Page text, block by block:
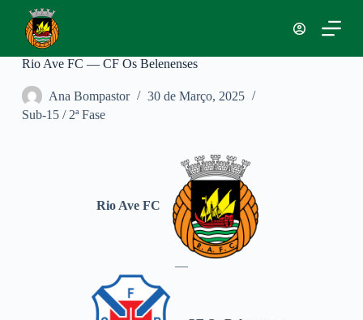
aRio Ave FC — CF Os Belenenses
Ana Bompastor
30 de Março, 2025
Sub-15 / 2ª Fase
Rio Ave FC
—